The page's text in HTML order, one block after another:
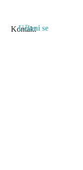
Kontakt
Učlani se